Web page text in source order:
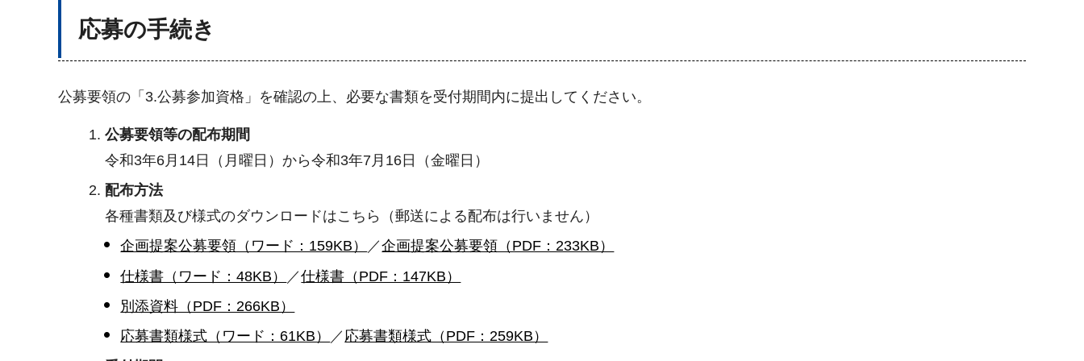
応募の手続き
公募要領の「3.公募参加資格」を確認の上、必要な書類を受付期間内に提出してください。
公募要領等の配布期間
令和3年6月14日（月曜日）から令和3年7月16日（金曜日）
配布方法
各種書類及び様式のダウンロードはこちら（郵送による配布は行いません）
企画提案公募要領（ワード：159KB）
／企画提案公募要領（PDF：233KB）
仕様書（ワード：48KB）
／仕様書（PDF：147KB）
別添資料（PDF：266KB）
応募書類様式（ワード：61KB）
／ 応募書類様式（PDF：259KB）